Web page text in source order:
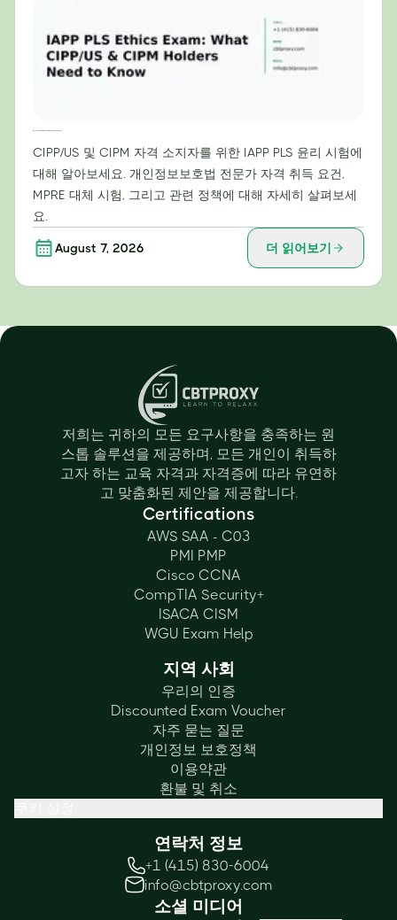
CIPP/US 및 CIPM 자격 소지자를 위한 IAPP PLS 윤리 시험에
대해 알아보세요. 개인정보보호법 전문가 자격 취득 요건,
MPRE 대체 시험, 그리고 관련 정책에 대해 자세히 살펴보세
요.
August 7, 2026 더 읽어보기
저희는 귀하의 모든 요구사항을 충족하는 원
스톱 솔루션을 제공하며, 모든 개인이 취득하
고자 하는 교육 자격과 자격증에 따라 유연하
고 맞춤화된 제안을 제공합니다.
Certifications
AWS SAA - C03
PMI PMP
Cisco CCNA
CompTIA Security+
ISACA CISM
WGU Exam Help
지역 사회
우리의 인증
Discounted Exam Voucher
자주 묻는 질문
개인정보 보호정책
이용약관
환불 및 취소
연락처 정보
+1 (415) 830-6004
info@cbtproxy.com
소셜 미디어